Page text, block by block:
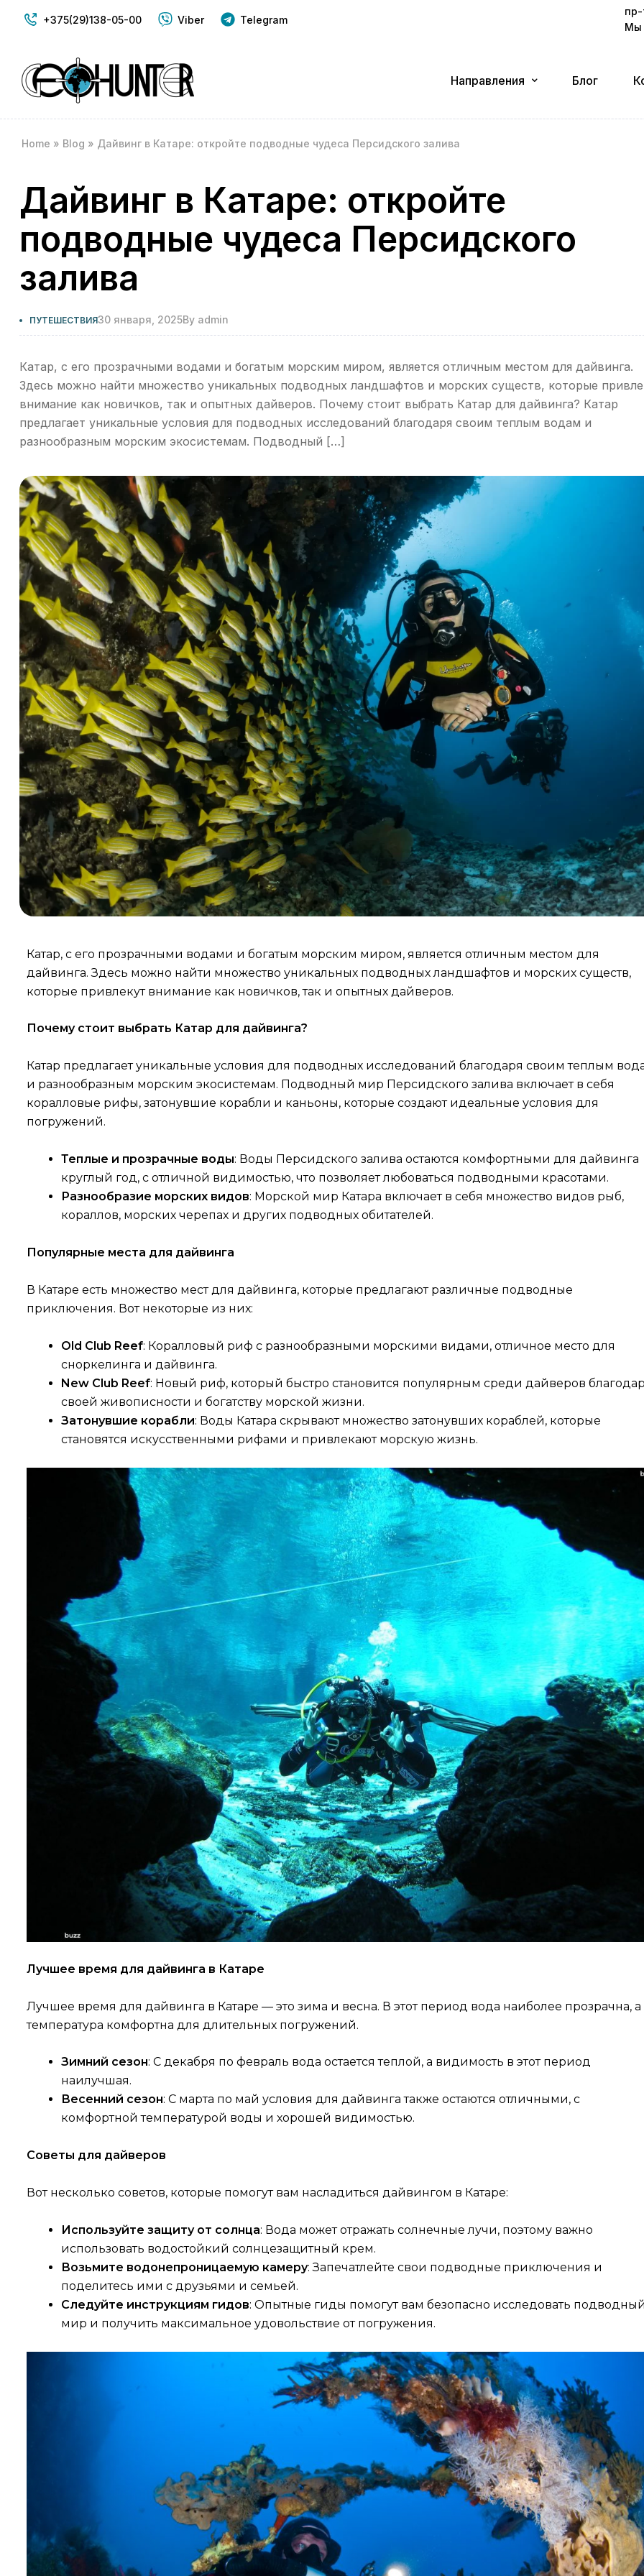
+375(29)138-05-00 Viber Telegram
пр-
Мы
Направления Блог
Home » Blog » Дайвинг в Катаре: откройте подводные чудеса Персидского залива
Дайвинг в Катаре: откройте
подводные чудеса Персидского
залива
ПУТЕШЕСТВИЯ30 января, 2025By admin
Катар, с его прозрачными водами и богатым морским миром, является отличным местом для дайвинга.
Здесь можно найти множество уникальных подводных ландшафтов и морских существ, которые
внимание как новичков, так и опытных дайверов. Почему стоит выбрать Катар для дайвинга? Катар
предлагает уникальные условия для подводных исследований благодаря своим теплым водам и
разнообразным морским экосистемам. Подводный […]
Катар, с его прозрачными водами и богатым морским миром, является отличным местом для
дайвинга. Здесь можно найти множество уникальных подводных ландшафтов и морских существ,
которые привлекут внимание как новичков, так и опытных дайверов.
Почему стоит выбрать Катар для дайвинга?
Катар предлагает уникальные условия для подводных исследований благодаря своим теплым
и разнообразным морским экосистемам. Подводный мир Персидского залива включает в себя
коралловые рифы, затонувшие корабли и каньоны, которые создают идеальные условия для
погружений.
Теплые и прозрачные воды: Воды Персидского залива остаются комфортными для дайвинга
круглый год, с отличной видимостью, что позволяет любоваться подводными красотами.
Разнообразие морских видов: Морской мир Катара включает в себя множество видов рыб,
кораллов, морских черепах и других подводных обитателей.
Популярные места для дайвинга
В Катаре есть множество мест для дайвинга, которые предлагают различные подводные
приключения. Вот некоторые из них:
Old Club Reef: Коралловый риф с разнообразными морскими видами, отличное место для
сноркелинга и дайвинга.
New Club Reef: Новый риф, который быстро становится популярным среди дайверов
своей живописности и богатству морской жизни.
Затонувшие корабли: Воды Катара скрывают множество затонувших кораблей, которые
становятся искусственными рифами и привлекают морскую жизнь.
Лучшее время для дайвинга в Катаре
Лучшее время для дайвинга в Катаре — это зима и весна. В этот период вода наиболее прозрачна, а
температура комфортна для длительных погружений.
Зимний сезон: С декабря по февраль вода остается теплой, а видимость в этот период
наилучшая.
Весенний сезон: С марта по май условия для дайвинга также остаются отличными, с
комфортной температурой воды и хорошей видимостью.
Советы для дайверов
Вот несколько советов, которые помогут вам насладиться дайвингом в Катаре:
Используйте защиту от солнца: Вода может отражать солнечные лучи, поэтому важно
использовать водостойкий солнцезащитный крем.
Возьмите водонепроницаемую камеру: Запечатлейте свои подводные приключения и
поделитесь ими с друзьями и семьей.
Следуйте инструкциям гидов: Опытные гиды помогут вам безопасно исследовать
мир и получить максимальное удовольствие от погружения.